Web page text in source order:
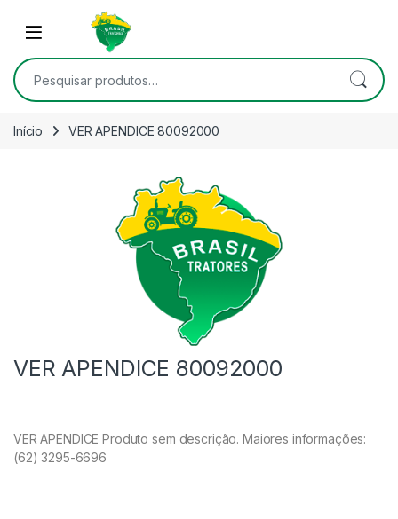
Skip to navigation
Open
Pesquisar por:
Início VER APENDICE 80092000
VER APENDICE 80092000
VER APENDICE Produto sem descrição. Maiores informações:
(62) 3295-6696